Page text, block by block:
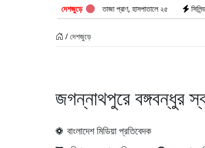
দেশজুড়ে
সংঘর্ষ: ঝরে গেল ৮টি তাজা প্রাণ, হাসপাতালে ২৫ সিলিন্ডার লিকেজে
/ দেশজুড়ে
জগন্নাথপুরে বঙ্গবন্ধুর
বাংলাদেশ মিডিয়া প্রতিবেদক